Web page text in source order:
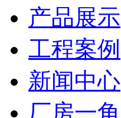
产品展示
工程案例
新闻中心
厂房一角